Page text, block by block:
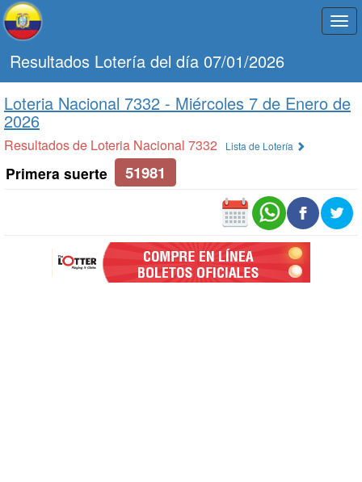
Resultados Lotería del día 07/01/2026
Loteria Nacional 7332 - Miércoles 7 de Enero de
2026
Resultados de Loteria Nacional 7332 Lista de Lotería
Primera suerte 51981